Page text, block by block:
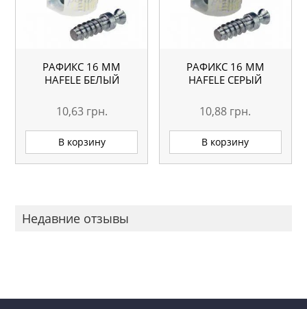
РАФИКС 16 MM
HAFELE БЕЛЫЙ
10,63 грн.
В корзину
РАФИКС 16 MM
HAFELE СЕРЫЙ
10,88 грн.
В корзину
Недавние отзывы